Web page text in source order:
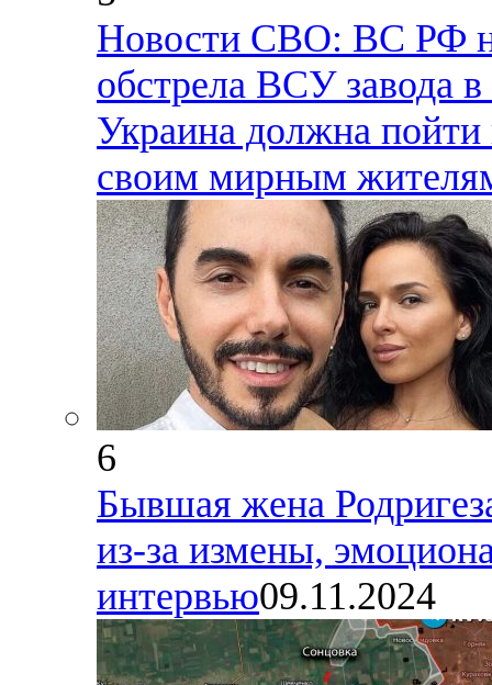
Новости СВО: ВС РФ
обстрела ВСУ завода
Украина должна
своим мирным
6
Бывшая жена
из-за измены,
интервью09.11.2024